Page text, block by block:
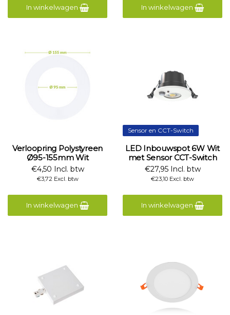
In winkelwagen In winkelwagen
Verloopring Polystyreen
Ø95-155mm Wit
€4,50 Incl. btw
€3,72 Excl. btw
In winkelwagen
Sensor en CCT-Switch
LED Inbouwspot 6W Wit
met Sensor CCT-Switch
€27,95 Incl. btw
€23,10 Excl. btw
In winkelwagen